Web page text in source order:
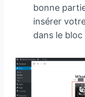
bonne
insérer
dans le